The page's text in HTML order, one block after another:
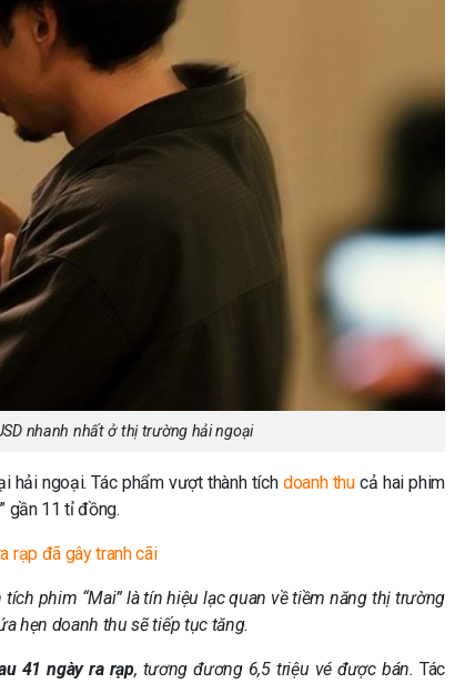
nhanh nhất ở thị trường hải ngoại
hải ngoại. Tác phẩm vượt thành tích doanh thucả hai phim
gần 11 tỉ đồng.
rạp đã gây tranh cãi
phim “Mai” là tín hiệu lạc quan về tiềm năng thị trường
hẹn doanh thu sẽ tiếp tục tăng.
41 ngày ra rạp, tương đương 6,5 triệu vé được bán. Tác